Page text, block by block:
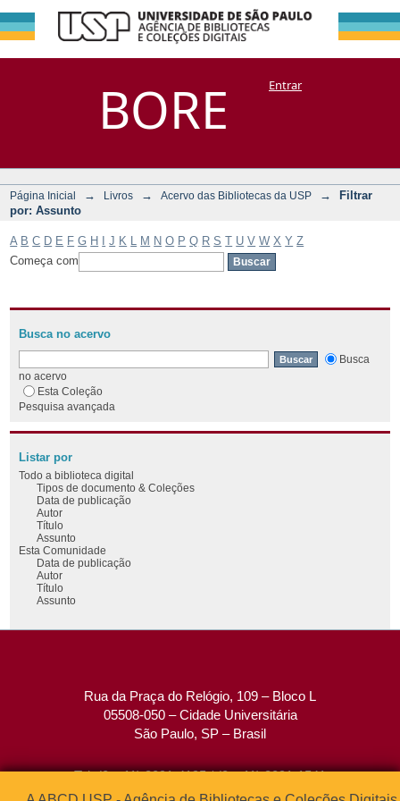
BORE
Filtrar por:
Assunto
DSpace/Manakin + CoriscoEntrar
Página Inicial → Livros → Acervo das Bibliotecas da USP →
Filtrar
por: Assunto
A B C D E F G H J K M N O P Q R S T U V W X Y Z
Começa com
Busca no acervo
Busca
no acervo
Esta Coleção
Pesquisa avançada
Listar por
Todo a biblioteca digital
Tipos de documento & Coleções
Data de publicação
Autor
Título
Assunto
Esta Comunidade
Data de publicação
Autor
Título
Assunto
Rua da Praça do Relógio, 109 – Bloco L
05508-050 – Cidade Universitária
São Paulo, SP – Brasil
Tel: (0xx11) 3091-4195 / (0xx11) 3091-1541
Fax: (0xx11) 3091-1567